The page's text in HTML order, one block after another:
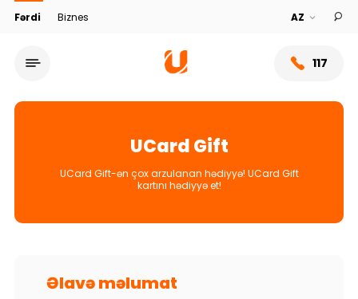
Fərdi Biznes
117
Xidmət şəbəkəsi
UCard Gift
UCard Gift-ən çox arzulanan hədiyyə! UCard Gift
kartını hədiyyə et!
Əlavə məlumat